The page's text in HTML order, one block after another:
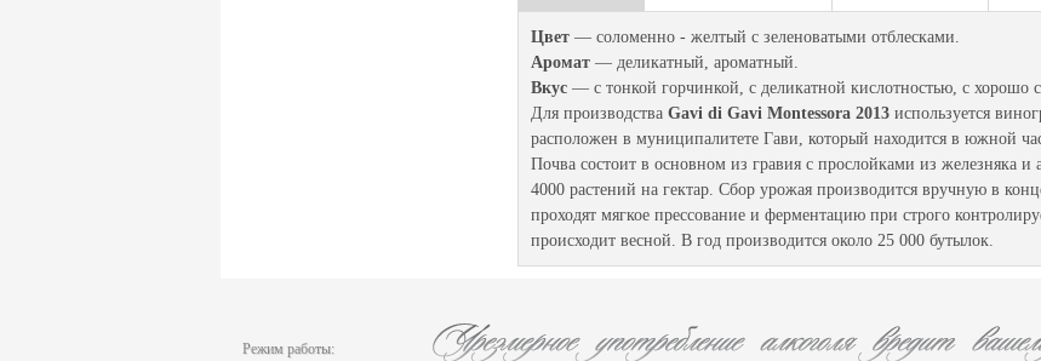
Цвет — соломенно - желтый с зеленоватыми отблесками.
Аромат — деликатный, ароматный.
Вкус — с тонкой горчинкой, с деликатной кислотностью, с хорошо
Для производства Gavi di Gavi Montessora 2013 используется
расположен в муниципалитете Гави, который находится в южной
Почва состоит в основном из гравия с прослойками из железняка
4000 растений на гектар. Сбор урожая производится вручную в
проходят мягкое прессование и ферментацию при строго
происходит весной. В год производится около 25 000 бутылок.
Режим работы: